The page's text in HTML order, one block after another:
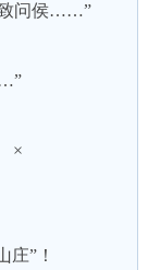
致问侯……”
”！